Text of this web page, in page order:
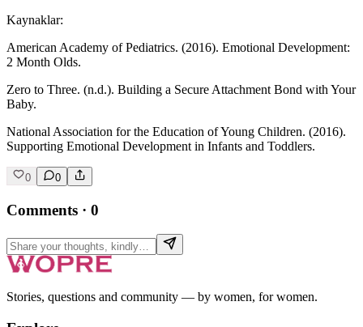
Kaynaklar:
American Academy of Pediatrics. (2016). Emotional Development:
2 Month Olds.
Zero to Three. (n.d.). Building a Secure Attachment Bond with Your
Baby.
National Association for the Education of Young Children. (2016).
Supporting Emotional Development in Infants and Toddlers.
0 0
Comments · 0
Stories, questions and community — by women, for women.